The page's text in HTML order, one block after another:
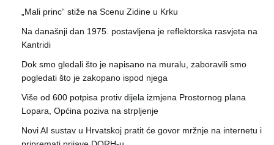
„Mali princ“ stiže na Scenu Zidine u Krku
Na današnji dan 1975. postavljena je reflektorska rasvjeta na
Kantridi
Dok smo gledali što je napisano na muralu, zaboravili smo
pogledati što je zakopano ispod njega
Više od 600 potpisa protiv dijela izmjena Prostornog plana
Lopara, Općina poziva na strpljenje
Novi AI sustav u Hrvatskoj pratit će govor mržnje na internetu i